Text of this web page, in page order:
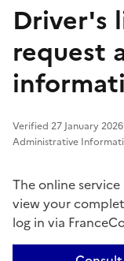
Driver's
request
Verified 27 January
Administrative
The online service
view your
log in via